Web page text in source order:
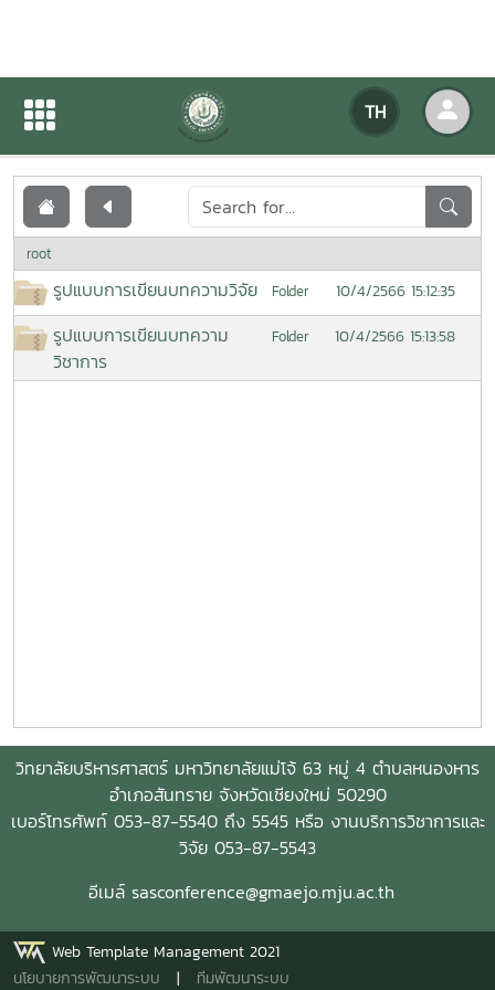
TH
เอกสารเผยแพร่
root
รูปแบบการเขียนบทความวิจัย Folder 10/4/2566 15:12:35
รูปแบบการเขียนบทความ
วิชาการ
Folder 10/4/2566 15:13:58
วิทยาลัยบริหารศาสตร์ มหาวิทยาลัยแม่โจ้ 63 หมู่ 4 ตำบลหนองหาร
อำเภอสันทราย จังหวัดเชียงใหม่ 50290
เบอร์โทรศัพท์ 053-87-5540 ถึง 5545 หรือ งานบริการวิชาการและ
วิจัย 053-87-5543
อีเมล์ sasconference@gmaejo.mju.ac.th
Web Template Management 2021
นโยบายการพัฒนาระบบ | ทีมพัฒนาระบบ